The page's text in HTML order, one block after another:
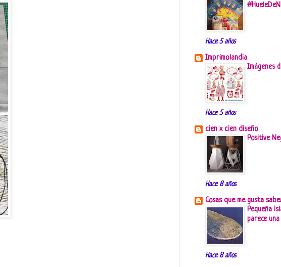
Hace 5 años
Imprimolandia
Imágenes
Hace 5 años
cien x cien diseño
Positive
Hace 8 años
Cosas que me gusta
Pequeña
parece
Hace 8 años